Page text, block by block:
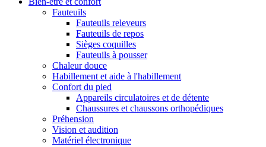
Fauteuils
Fauteuils releveurs
Fauteuils de repos
Sièges coquilles
Fauteuils à pousser
Chaleur douce
Habillement et aide à l'habillement
Confort du pied
Appareils circulatoires et de détente
Chaussures et chaussons orthopédiques
Préhension
Vision et audition
Matériel électronique